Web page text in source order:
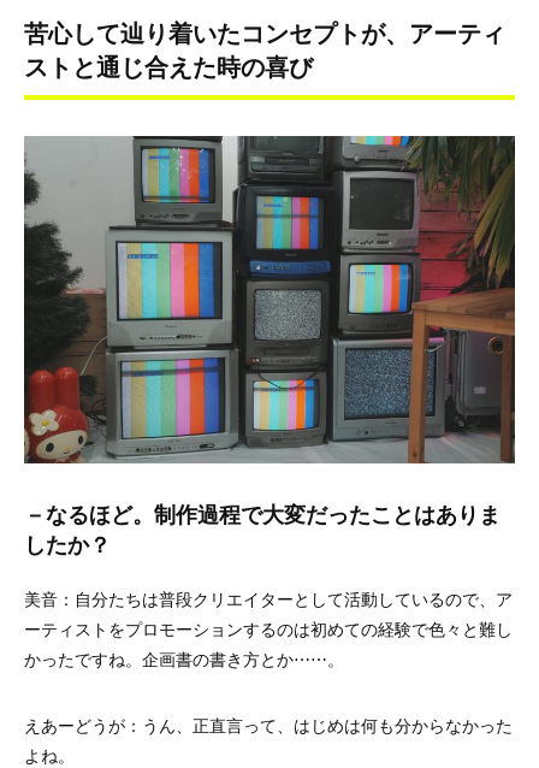
苦心して辿り着いたコンセプトが、アーティ
ストと通じ合えた時の喜び
－なるほど。制作過程で大変だったことはありま
したか？
美音：自分たちは普段クリエイターとして活動しているので、ア
ーティストをプロモーションするのは初めての経験で色々と難し
かったですね。企画書の書き方とか⋯⋯。
えあーどうが：うん、正直言って、はじめは何も分からなかった
よね。